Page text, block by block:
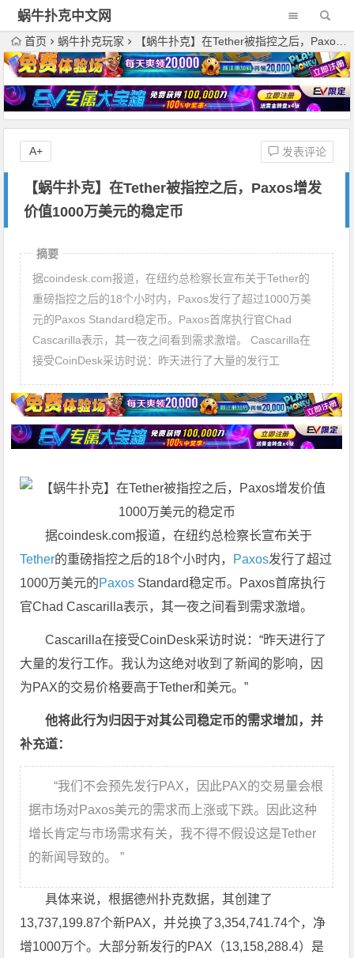
蜗牛扑克中文网
首页 蜗牛扑克玩家 【蜗牛扑克】在Tether被指控之后，Paxos增发价值1000万美元的稳定币
【蜗牛扑克】在Tether被指控之后，Paxos增发
价值1000万美元的稳定币
发表评论
A+
摘要
据coindesk.com报道，在纽约总检察长宣布关于Tether的
重磅指控之后的18个小时内，Paxos发行了超过1000万美
元的Paxos Standard稳定币。Paxos首席执行官Chad
Cascarilla表示，其一夜之间看到需求激增。 Cascarilla在
接受CoinDesk采访时说：昨天进行了大量的发行工
据coindesk.com报道，在纽约总检察长宣布关于
Tether的重磅指控之后的18个小时内， Paxos发行了超过
1000万美元的Paxos Standard稳定币。Paxos首席执行
官Chad Cascarilla表示，其一夜之间看到需求激增。
Cascarilla在接受CoinDesk采访时说：“昨天进行了
大量的发行工作。我认为这绝对收到了新闻的影响，因
为PAX的交易价格要高于Tether和美元。”
他将此行为归因于对其公司稳定币的需求增加，并
补充道：
“我们不会预先发行PAX，因此PAX的交易量会根
据市场对Paxos美元的需求而上涨或下跌。因此这种
增长肯定与市场需求有关，我不得不假设这是Tether
的新闻导致的。 ”
具体来说，根据德州扑克数据，其创建了
13,737,199.87个新PAX，并兑换了3,354,741.74个，净
增1000万个。大部分新发行的PAX（13,158,288.4）是